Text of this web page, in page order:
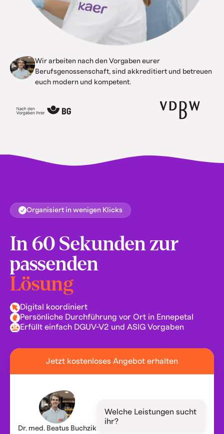
Wir arbeiten nach den Vorgaben eurer
Berufsgenossenschaft, sind akkreditiert und betreuen
euch modern und kompetent.
Organisiert in wenigen Klicks
In 60 Sekunden zur
passenden
Lösung
Digital koordiniert
Persönliche Durchführung vor Ort in Ennepetal
Erfüllt einfach DGUV-V2 und ASIG Vorgaben
Jetzt kostenloses Angebot erhalten
Dr. med. Beatus Buchzik
Welche Leistungen sucht
ihr?